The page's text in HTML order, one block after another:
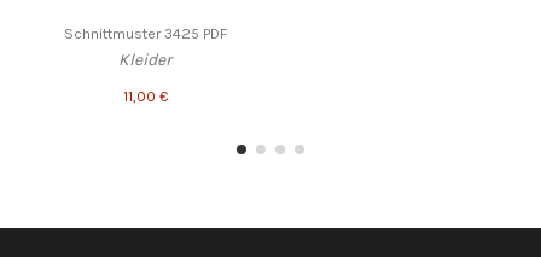
Schnittmuster 3425 PDF
Kleider
11,00 €